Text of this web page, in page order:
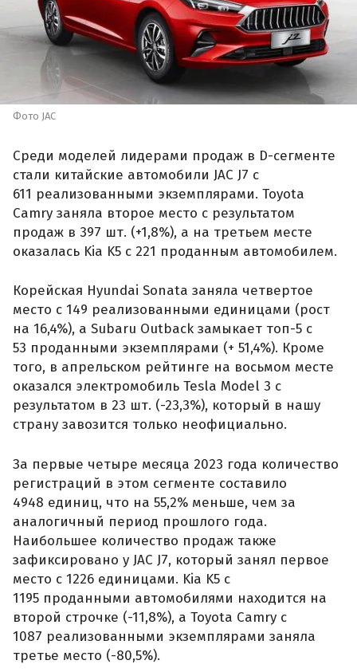
Фото JAC
Среди моделей лидерами продаж в D-сегменте
стали китайские автомобили JAC J7 с
611 реализованными экземплярами. Toyota
Camry заняла второе место с результатом
продаж в 397 шт. (+1,8%), а на третьем месте
оказалась Kia K5 с 221 проданным автомобилем.
Корейская Hyundai Sonata заняла четвертое
место с 149 реализованными единицами (рост
на 16,4%), а Subaru Outback замыкает топ-5 с
53 проданными экземплярами (+ 51,4%). Кроме
того, в апрельском рейтинге на восьмом месте
оказался электромобиль Tesla Model 3 с
результатом в 23 шт. (-23,3%), который в нашу
страну завозится только неофициально.
За первые четыре месяца 2023 года количество
регистраций в этом сегменте составило
4948 единиц, что на 55,2% меньше, чем за
аналогичный период прошлого года.
Наибольшее количество продаж также
зафиксировано у JAC J7, который занял первое
место с 1226 единицами. Kia K5 с
1195 проданными автомобилями находится на
второй строчке (-11,8%), а Toyota Camry с
1087 реализованными экземплярами заняла
третье место (-80,5%).